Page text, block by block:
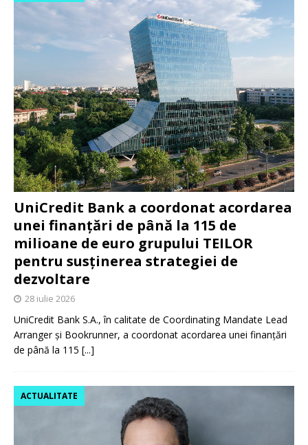
UniCredit Bank a coordonat acordarea
unei finanțări de până la 115 de
milioane de euro grupului TEILOR
pentru susținerea strategiei de
dezvoltare
28 iulie 2026
UniCredit Bank S.A., în calitate de Coordinating Mandate Lead
Arranger și Bookrunner, a coordonat acordarea unei finanțări
de până la 115 [...]
ACTUALITATE